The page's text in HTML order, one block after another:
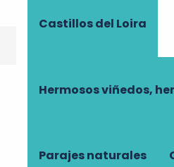
Castillos del Loira
Hermosos viñedos,
Parajes naturales